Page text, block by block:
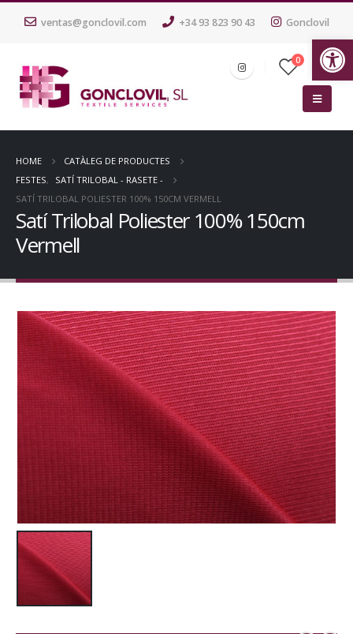
ventas@gonclovil.com +34 93 823 90 43 Gonclovil
0
HOME
CATÀLEG DE PRODUCTES
FESTES,
SATÍ TRILOBAL - RASETE -
SATÍ TRILOBAL POLIESTER 100% 150CM VERMELL
Satí Trilobal Poliester 100% 150cm
Vermell